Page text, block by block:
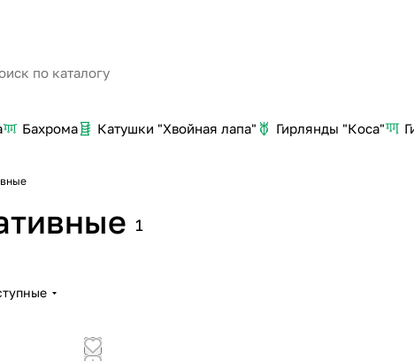
Бахрома Катушки "Хвойная лапа" Гирлянды "Коса"
1